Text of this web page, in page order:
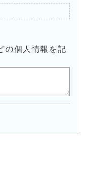
の個人情報を記